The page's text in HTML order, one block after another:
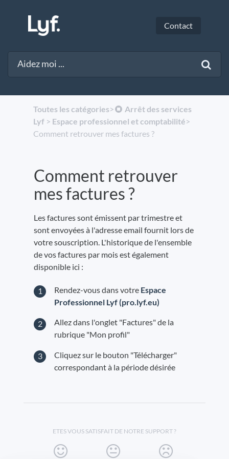
Contact
Toutes les catégories​>​
​Arrêt des services
Lyf​ > ​ ​Espace professionnel et comptabilité​>​
Comment retrouver mes factures ?
Comment retrouver
mes factures ?
Les factures sont émissent par trimestre et
sont envoyées à l'adresse email fournit lors de
votre souscription. L'historique de l'ensemble
de vos factures par mois est également
disponible ici :
Rendez-vous dans votre Espace
Professionnel Lyf (pro.lyf.eu)
Allez dans l'onglet "Factures" de la
rubrique "Mon profil"
Cliquez sur le bouton "Télécharger"
correspondant à la période désirée
ETES VOUS SATISFAIT DE NOTRE SUPPORT ?